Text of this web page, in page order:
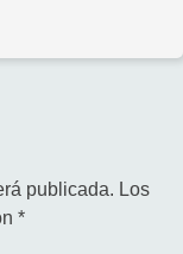
publicada. Los
*